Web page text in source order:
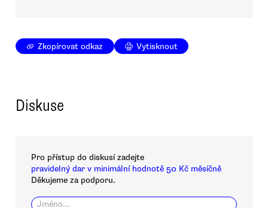
Zkopírovat odkaz Vytisknout
Diskuse
Pro přístup do diskusí zadejte
pravidelný dar v minimální hodnotě 50 Kč měsíčně
Děkujeme za podporu.